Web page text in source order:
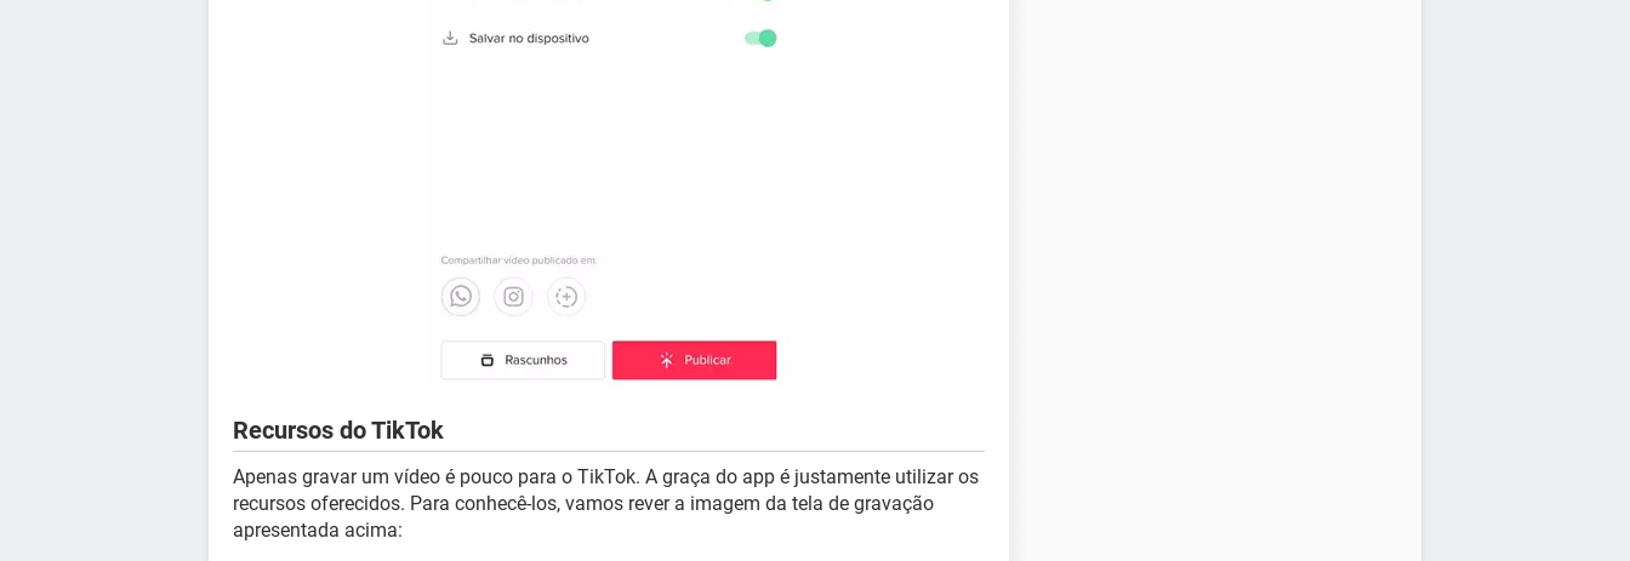
Recursos do TikTok
Apenas gravar um vídeo é pouco para o TikTok. A graça do app é justamente utilizar os
recursos oferecidos. Para conhecê-los, vamos rever a imagem da tela de gravação
apresentada acima: